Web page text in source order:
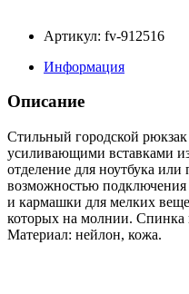
Артикул: fv-912516
Информация
Описание
Стильный городской
усиливающими вставками
отделение для ноутбука
возможностью
и кармашки для мелких
которых на молнии. Спинка
Материал: нейлон, кожа.